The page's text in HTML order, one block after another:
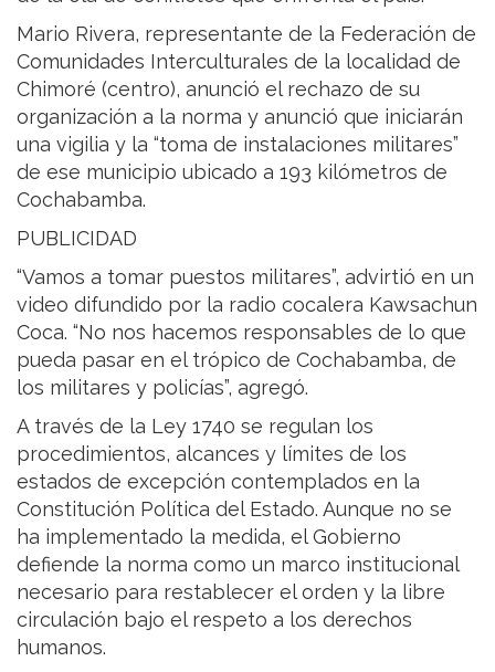
Mario Rivera, representante de la Federación de
Comunidades Interculturales de la localidad de
Chimoré (centro), anunció el rechazo de su
organización a la norma y anunció que iniciarán
una vigilia y la “toma de instalaciones militares”
de ese municipio ubicado a 193 kilómetros de
Cochabamba.
PUBLICIDAD
“Vamos a tomar puestos militares”, advirtió en un
video difundido por la radio cocalera Kawsachun
Coca. “No nos hacemos responsables de lo que
pueda pasar en el trópico de Cochabamba, de
los militares y policías”, agregó.
A través de la Ley 1740 se regulan los
procedimientos, alcances y límites de los
estados de excepción contemplados en la
Constitución Política del Estado. Aunque no se
ha implementado la medida, el Gobierno
defiende la norma como un marco institucional
necesario para restablecer el orden y la libre
circulación bajo el respeto a los derechos
humanos.